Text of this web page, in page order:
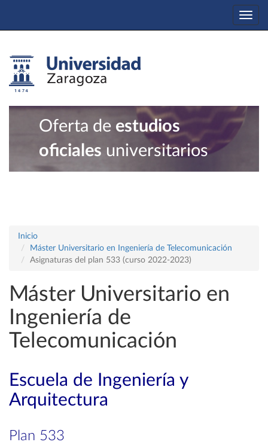
Oferta de estudios
oficiales universitarios
Inicio
Máster Universitario en Ingeniería de Telecomunicación
Asignaturas del plan 533 (curso 2022-2023)
Máster Universitario en
Ingeniería de
Telecomunicación
Escuela de Ingeniería y
Arquitectura
Plan 533